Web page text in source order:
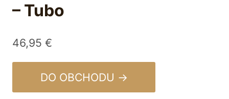
– Tubo
46,95 €
DO OBCHODU →